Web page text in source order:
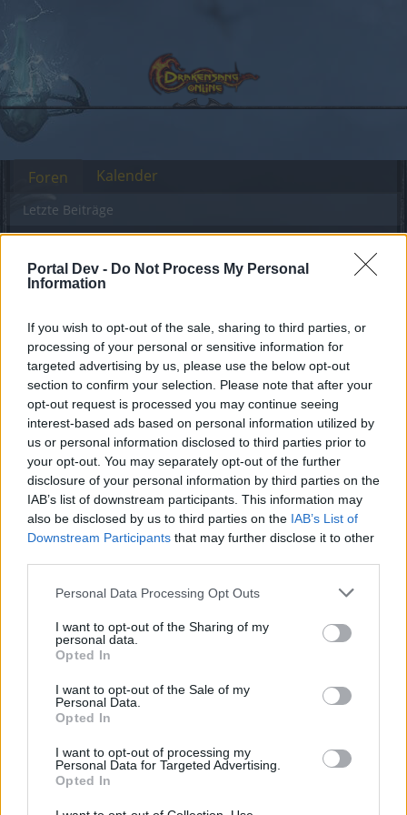
Portal Dev - Do Not Process My Personal
Information
If you wish to opt-out of the sale, sharing to third parties, or
processing of your personal or sensitive information for
targeted advertising by us, please use the below opt-out
section to confirm your selection. Please note that after your
opt-out request is processed you may continue seeing
interest-based ads based on personal information utilized by
us or personal information disclosed to third parties prior to
your opt-out. You may separately opt-out of the further
disclosure of your personal information by third parties on the
IAB’s list of downstream participants. This information may
also be disclosed by us to third parties on the IAB’s List of
Downstream Participants that may further disclose it to other
Personal Data Processing Opt Outs
I want to opt-out of the Sharing of my
personal data.
Opted In
I want to opt-out of the Sale of my
Personal Data.
Opted In
I want to opt-out of processing my
Personal Data for Targeted Advertising.
Opted In
Bug Befreiung aus Stun z. B. per
Raketenflug, Sprung, Teleport
funktioniert nicht
Liebe(r) Forum-Leser/in,
wenn Du in diesem Forum aktiv an den
Gesprächen teilnehmen oder eigene Themen
starten möchtest, musst Du Dich bitte zunächst im
Spiel einloggen. Falls Du noch keinen Spielaccount
besitzt, bitte registriere Dich neu. Wir freuen uns
auf Deinen nächsten Besuch in unserem Forum!
„Zum Spiel“
Undercover21
Hi, habe bis jetzt noch nix darüber gelesen, aber ist es nur
noch im PvP bei Stun nicht funktioniert? Es nerft total!!!!!
10 Dezember 2020
katbac
Foren
Letzte Beiträge
Kalender